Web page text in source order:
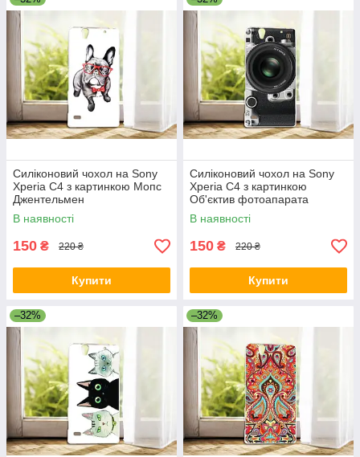
Силіконовий чохол на Sony
Xperia C4 з картинкою Мопс
Джентельмен
В наявності
150 ₴ 220 ₴
Купити
Силіконовий чохол на Sony
Xperia C4 з картинкою
Об'єктив фотоапарата
В наявності
150 ₴ 220 ₴
Купити
–32% –32%